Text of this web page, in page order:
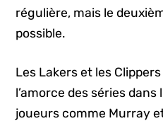
régulière, mais le
possible.
Les Lakers et les
l’amorce des séries dans
joueurs comme Murray